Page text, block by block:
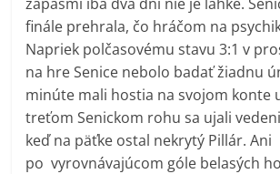
finále prehrala, čo hráčom na
Napriek polčasovému stavu 3:1 v
na hre Senice nebolo badať žiadnu
minúte mali hostia na svojom konte
treťom Senickom rohu sa ujali
keď na päťke ostal nekrytý Pillár. Ani
po vyrovnávajúcom góle belasých